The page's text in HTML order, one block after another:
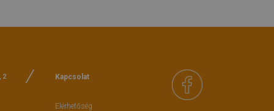
2 Kapcsolat
Elérhetőség